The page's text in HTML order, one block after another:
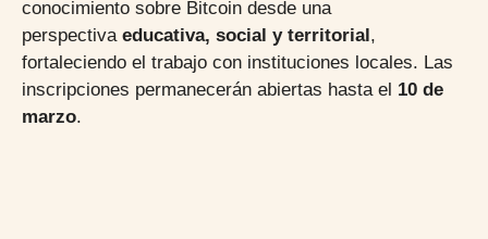
conocimiento sobre Bitcoin desde una
perspectiva educativa, social y territorial,
fortaleciendo el trabajo con instituciones locales. Las
inscripciones permanecerán abiertas hasta el 10 de
marzo.